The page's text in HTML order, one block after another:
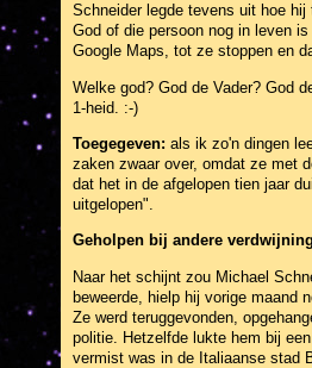
Schneider legde tevens uit hoe
God of die persoon nog in leven
Google Maps, tot ze stoppen en
Welke god? God de Vader? God
1-heid. :-)
Toegegeven: als ik zo'n dingen
zaken zwaar over, omdat ze met
dat het in de afgelopen tien jaar
uitgelopen".
Geholpen bij andere
Naar het schijnt zou Michael
beweerde, hielp hij vorige maand
Ze werd teruggevonden,
politie. Hetzelfde lukte hem bij
vermist was in de Italiaanse stad